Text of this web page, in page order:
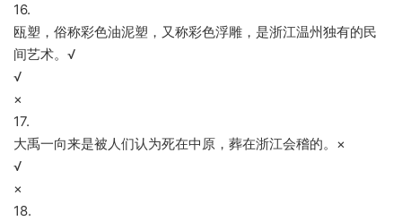
16.
瓯塑，俗称彩色油泥塑，又称彩色浮雕，是浙江温州独有的民
间艺术。√
√
×
17.
大禹一向来是被人们认为死在中原，葬在浙江会稽的。×
√
×
18.